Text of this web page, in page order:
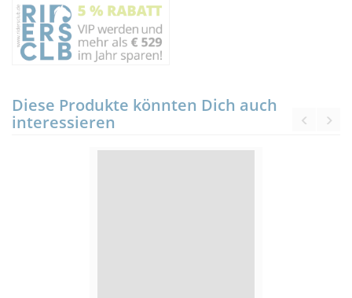
Diese Produkte könnten Dich auch
interessieren